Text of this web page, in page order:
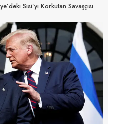
Sisi’yi Korkutan Savaşçısı